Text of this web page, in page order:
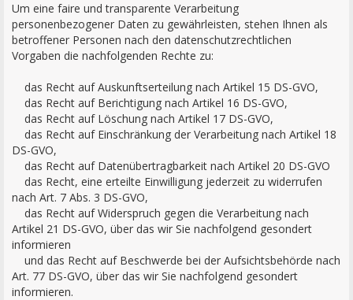
Um eine faire und transparente Verarbeitung
personenbezogener Daten zu gewährleisten, stehen Ihnen als
betroffener Personen nach den datenschutzrechtlichen
Vorgaben die nachfolgenden Rechte zu:
das Recht auf Auskunftserteilung nach Artikel 15 DS-GVO,
das Recht auf Berichtigung nach Artikel 16 DS-GVO,
das Recht auf Löschung nach Artikel 17 DS-GVO,
das Recht auf Einschränkung der Verarbeitung nach Artikel 18
DS-GVO,
das Recht auf Datenübertragbarkeit nach Artikel 20 DS-GVO
das Recht, eine erteilte Einwilligung jederzeit zu widerrufen
nach Art. 7 Abs. 3 DS-GVO,
das Recht auf Widerspruch gegen die Verarbeitung nach
Artikel 21 DS-GVO, über das wir Sie nachfolgend gesondert
informieren
und das Recht auf Beschwerde bei der Aufsichtsbehörde nach
Art. 77 DS-GVO, über das wir Sie nachfolgend gesondert
informieren.